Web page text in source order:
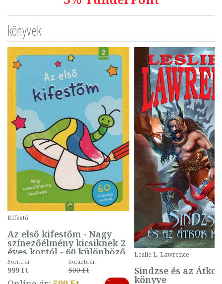
könyvek
Kifestő
Az első kifestőm - Nagy
színezőélmény kicsiknek 2
éves kortól - 60 különböző
mintával (gombás)
Borító ár:
999 Ft
Korábbi ár:
500 Ft
-
Leslie L. Lawrence
Sindzse és az Átkok
könyve